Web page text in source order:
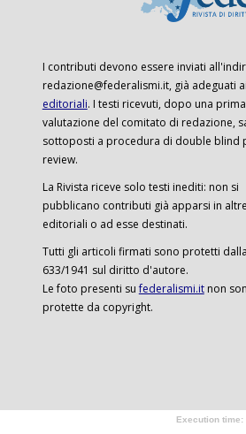
I contributi devono essere inviati
redazione@federalismi.it, già adeguati ai
editoriali. I testi ricevuti, dopo una prima
valutazione del comitato di redazione,
sottoposti a procedura di double blind
review.
La Rivista riceve solo testi inediti: non si
pubblicano contributi già apparsi in
editoriali o ad esse destinati.
Tutti gli articoli firmati sono protetti
633/1941 sul diritto d'autore.
Le foto presenti sufederalismi.itnon
protette da copyright.
Execution time: